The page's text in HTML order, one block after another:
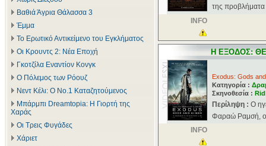
Βαθιά Άγρια Θάλασσα 3
Έμμα
Το Ερωτικό Αντικείμενο του Εγκλήματος
Οι Κρουντς 2: Νέα Εποχή
Γκοτζίλα Εναντίον Κονγκ
Ο Πόλεμος των Ρόουζ
Νεντ Κέλι: Ο Νο.1 Καταζητούμενος
Μπάρμπι Dreamtopia: Η Γιορτή της
Χαράς
Οι Τρεις Φυγάδες
Χάριετ
της προβλήματα
INFO
Η ΕΞΟΔΟΣ:
Exodus: Gods
Κατηγορία :
Σκηνοθεσία :
Περίληψη : Ο
Φαραώ Ραμσή,
INFO